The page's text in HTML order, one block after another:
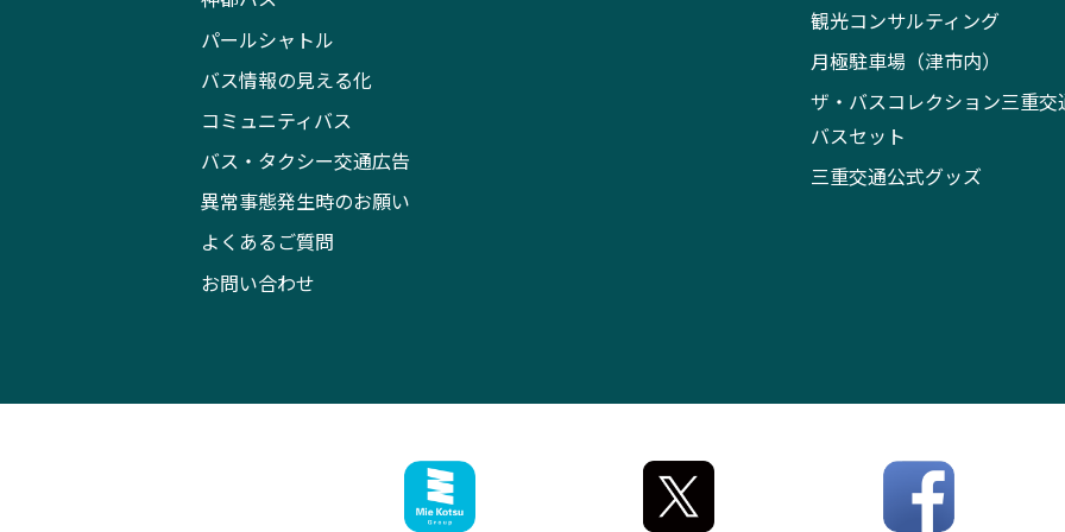
パールシャトル
バス情報の見える化
コミュニティバス
バス・タクシー交通広告
異常事態発生時のお願い
よくあるご質問
お問い合わせ
観光コンサルティング
月極駐車場（津市内）
ザ・バスコレクション三重交
バスセット
三重交通公式グッズ